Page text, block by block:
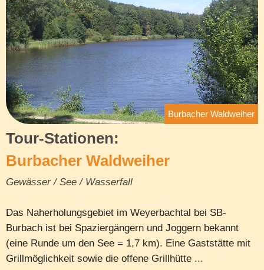
Burbacher Waldweiher
Tour-Stationen:
Burbacher Waldweiher
Gewässer / See / Wasserfall
Das Naherholungsgebiet im Weyerbachtal bei SB-
Burbach ist bei Spaziergängern und Joggern bekannt
(eine Runde um den See = 1,7 km). Eine Gaststätte mit
Grillmöglichkeit sowie die offene Grillhütte ...